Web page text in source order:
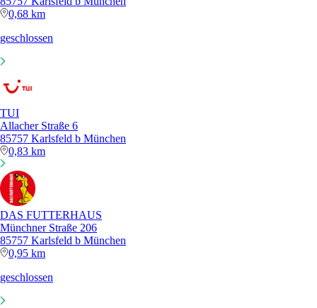
0,68 km
geschlossen
TUI
Allacher Straße 6
85757 Karlsfeld b München
0,83 km
DAS FUTTERHAUS
Münchner Straße 206
85757 Karlsfeld b München
0,95 km
geschlossen